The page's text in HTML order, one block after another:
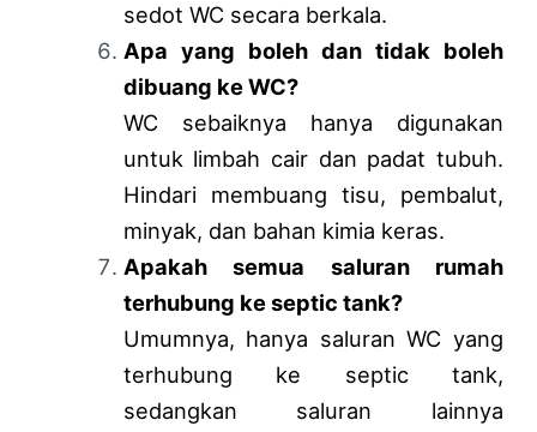
sedot WC secara berkala.
Apa yang boleh dan tidak boleh
dibuang ke WC?
WC sebaiknya hanya digunakan
untuk limbah cair dan padat tubuh.
Hindari membuang tisu, pembalut,
minyak, dan bahan kimia keras.
Apakah semua saluran rumah
terhubung ke septic tank?
Umumnya, hanya saluran WC yang
terhubung ke septic tank,
sedangkan saluran lainnya